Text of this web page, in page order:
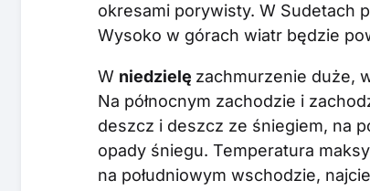
okresami porywisty. W Sudetach
Wysoko w górach wiatr będzie
W niedzielę zachmurzenie duże,
Na północnym zachodzie i
deszcz i deszcz ze śniegiem, na
opady śniegu. Temperatura
na południowym wschodzie,